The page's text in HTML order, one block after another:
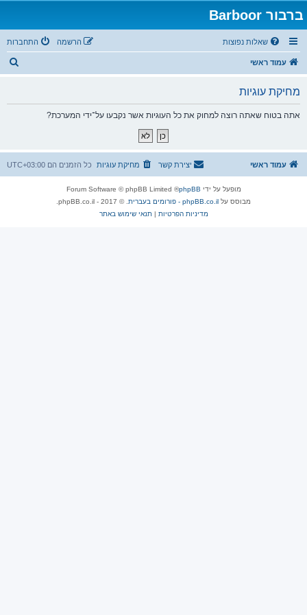
ברבור Barboor
שאלות נפוצות התחברות הרשמה
עמוד ראשי
מחיקת עוגיות
אתה בטוח שאתה רוצה למחוק את כל העוגיות אשר נקבעו על־ידי המערכת?
עמוד ראשי כל הזמנים הם UTC+03:00 מחיקת עוגיות יצירת קשר
מופעל על ידי phpBB
® Forum Software © phpBB Limited
מבוסס על phpBB.co.il - פורומים בעברית
. © 2017 - phpBB.co.il.
מדיניות הפרטיות |תנאי שימוש באתר